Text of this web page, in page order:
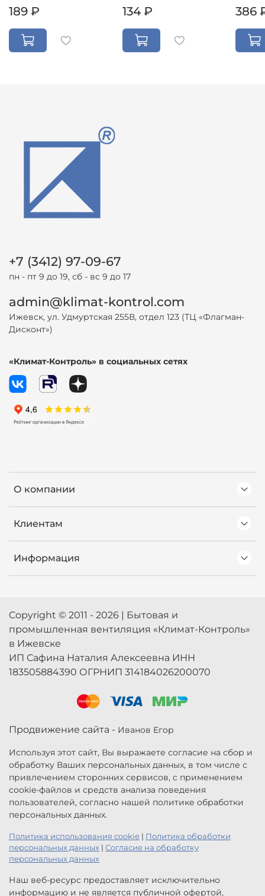
189 ₽ 134 ₽ 386
О компании
Клиентам
Информация
+7 (3412) 97-09-67
пн - пт 9 до 19, сб - вс 9 до 17
admin@klimat-kontrol.com
Ижевск, ул. Удмуртская 255В, отдел 123 (ТЦ «Флагман-
Дисконт»)
«Климат-Контроль» в социальных сетях
Copyright © 2011 - 2026 | Бытовая и
промышленная вентиляция «Климат-Контроль»
в Ижевске
ИП Сафина Наталия Алексеевна ИНН
183505884390 ОГРНИП 314184026200070
Продвижение сайта - Иванов Егор
Используя этот сайт, Вы выражаете согласие на сбор и
обработку Ваших персональных данных, в том числе с
привлечением сторонних сервисов, с применением
cookie-файлов и средств анализа поведения
пользователей, согласно нашей политике обработки
персональных данных.
Политика использования cookie | Политика обработки
персональных данных | Согласие на обработку
персональных данных
Наш веб-ресурс предоставляет исключительно
информацию и не является публичной офертой,